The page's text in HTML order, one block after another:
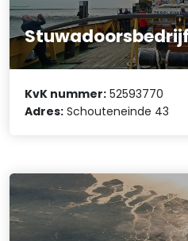
KvK nummer: 52593770
Adres: Schouteneinde 43